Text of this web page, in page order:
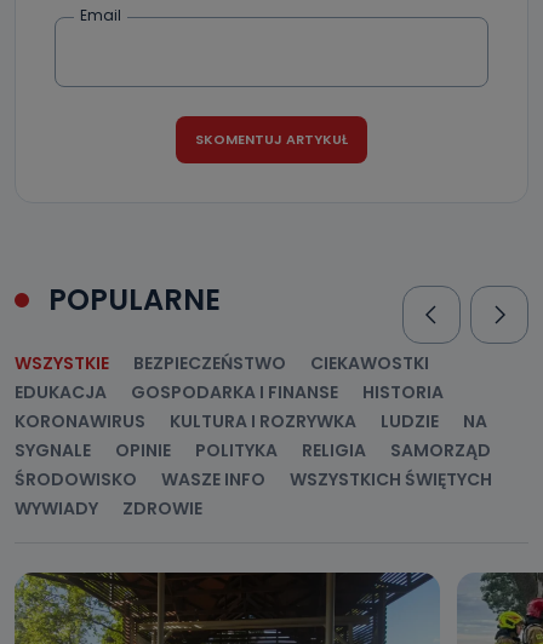
Email
POPULARNE
WSZYSTKIE BEZPIECZEŃSTWO
CIEKAWOSTKI
EDUKACJA
GOSPODARKA I FINANSE
HISTORIA
KORONAWIRUS
KULTURA I ROZRYWKA LUDZIE
NA
SYGNALE
OPINIE POLITYKA RELIGIA
SAMORZĄD
ŚRODOWISKO
WASZE INFO
WSZYSTKICH ŚWIĘTYCH
WYWIADY
ZDROWIE